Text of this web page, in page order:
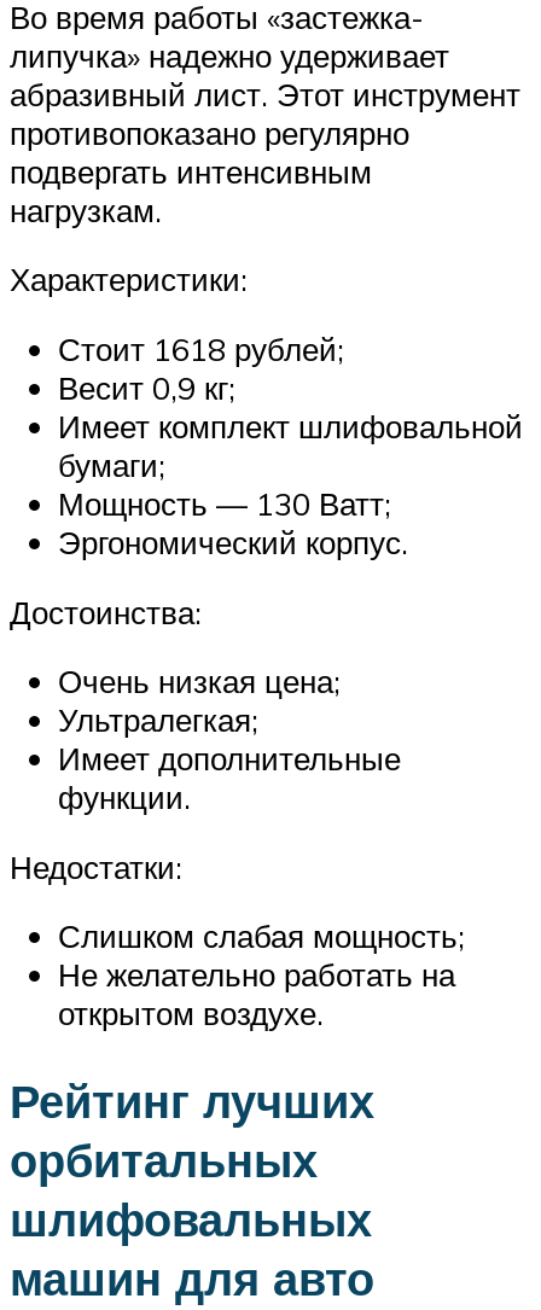
Во время работы «застежка-
липучка» надежно удерживает
абразивный лист. Этот инструмент
противопоказано регулярно
подвергать интенсивным
нагрузкам.
Характеристики:
Стоит 1618 рублей;
Весит 0,9 кг;
Имеет комплект шлифовальной
бумаги;
Мощность — 130 Ватт;
Эргономический корпус.
Достоинства:
Очень низкая цена;
Ультралегкая;
Имеет дополнительные
функции.
Недостатки:
Слишком слабая мощность;
Не желательно работать на
открытом воздухе.
Рейтинг лучших
орбитальных
шлифовальных
машин для авто